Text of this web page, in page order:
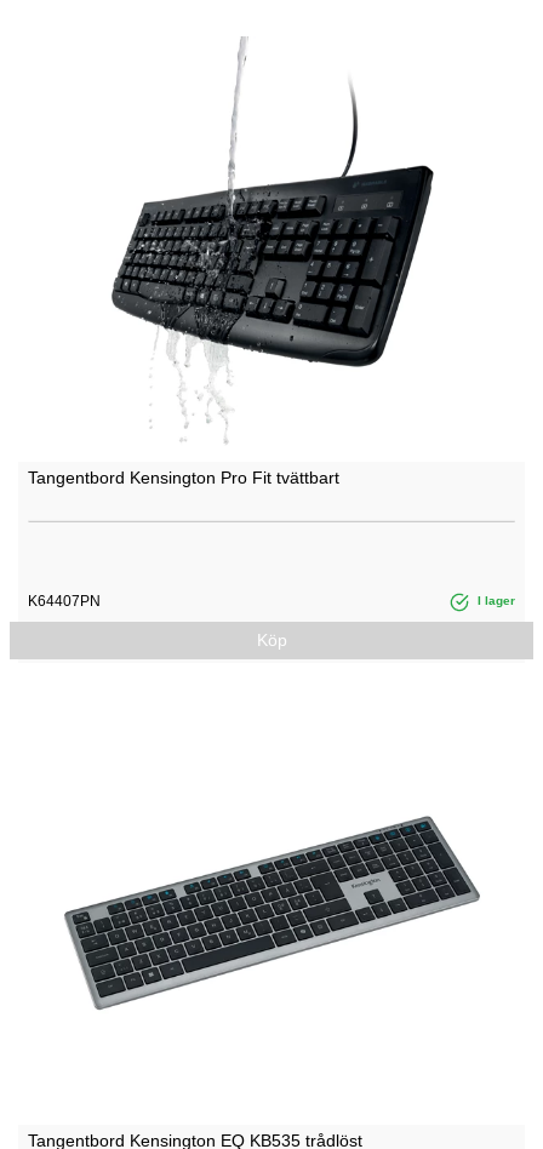
Tangentbord Kensington Pro Fit tvättbart
K64407PN I lager
Köp
Tangentbord Kensington EQ KB535 trådlöst